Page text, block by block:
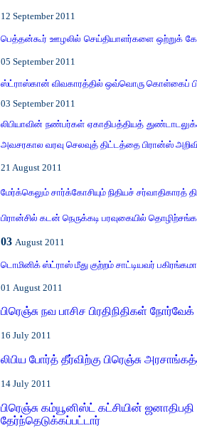
12 September 2011
பெத்தன்கூர் ஊழலில் செய்தியாளர்களை ஒற்றுக்
05 September 2011
ஸ்ட்ராஸ்கான் விவகாரத்தில் ஒவ்வொரு கொள்கைப்
03 September 2011
லிபியாவின் நண்பர்கள் ஏகாதிபத்தியத்
அவசரகால வரவு செலவுத் திட்டத்தை பிரான்ஸ்
21 August 2011
மேர்க்கெலும் சார்க்கோசியும் நிதியச்
பிரான்சில் கடன் நெருக்கடி பரவுகையில்
03 August 2011
டொமினிக் ஸ்ட்ராஸ் மீது குற்றம் சாட்டியவர்
01 August 2011
பிரெஞ்சு நவ பாசிச பிரதிநிதிகள்
16 July 2011
லிபிய போர்த் தீர்விற்கு பிரெஞ்சு
14 July 2011
பிரெஞ்சு கம்யூனிஸ்ட் கட்சியின்
தேர்ந்தெடுக்கப்பட்டார்